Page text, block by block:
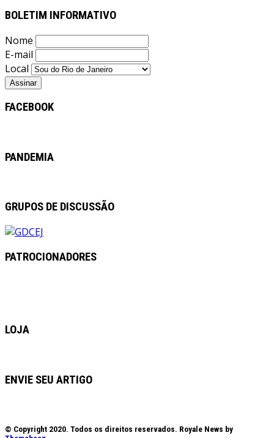
BOLETIM INFORMATIVO
Nome
E-mail
Local
FACEBOOK
PANDEMIA
GRUPOS DE DISCUSSÃO
PATROCIONADORES
LOJA
ENVIE SEU ARTIGO
© Copyright 2020. Todos os direitos reservados. Royale News by